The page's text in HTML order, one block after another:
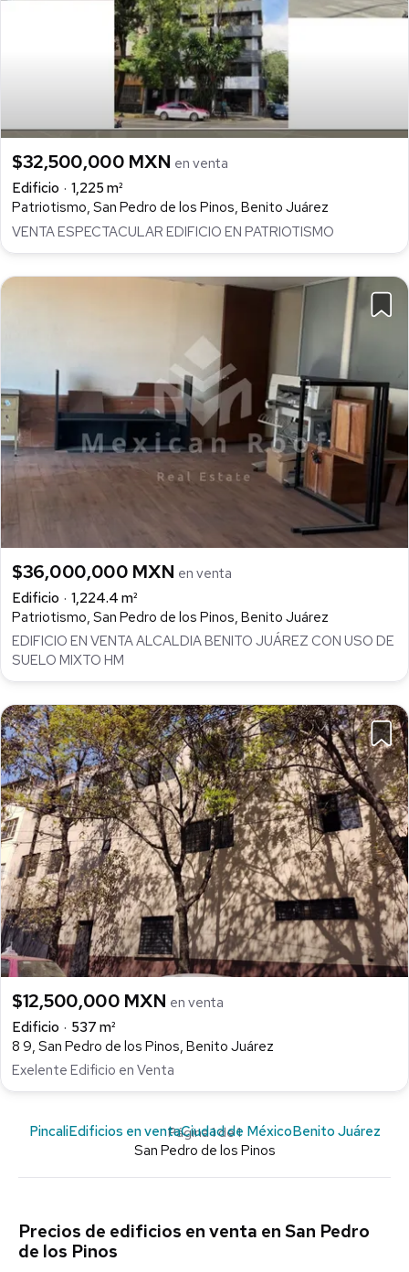
$32,500,000 MXN en venta
Edificio
1,225 m²
Patriotismo, San Pedro de los Pinos, Benito Juárez
VENTA ESPECTACULAR EDIFICIO EN PATRIOTISMO
$36,000,000 MXN en venta
Edificio
1,224.4 m²
Patriotismo, San Pedro de los Pinos, Benito Juárez
EDIFICIO EN VENTA ALCALDIA BENITO JUÁREZ CON USO DE
SUELO MIXTO HM
$12,500,000 MXN en venta
Edificio
537 m²
8 9, San Pedro de los Pinos, Benito Juárez
Exelente Edificio en Venta
Página 1 de 1
PincaliEdificios en ventaCiudad de MéxicoBenito Juárez
San Pedro de los Pinos
Precios de edificios en venta en San Pedro
de los Pinos